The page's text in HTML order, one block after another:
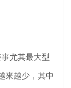
尤其最大型
來越少，其中